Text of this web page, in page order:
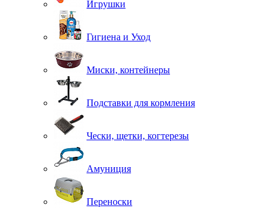
Игрушки
Гигиена и Уход
Миски, контейнеры
Подставки для кормления
Чески, щетки, когтерезы
Амуниция
Переноски